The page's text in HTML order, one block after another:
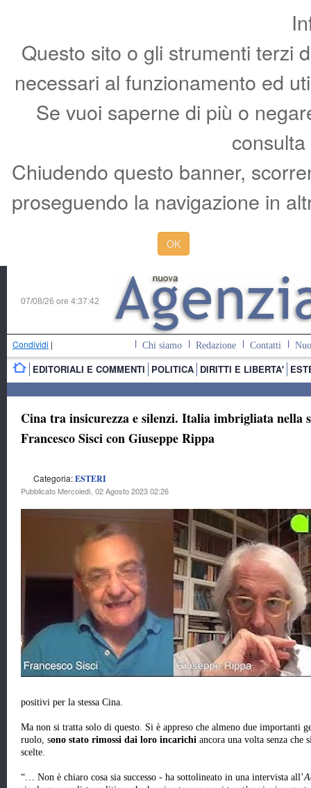
Questo sito o gli strumenti terzi
necessari al funzionamento ed
Se vuoi saperne di più o
Chiudendo questo banner,
proseguendo la navigazione in
OK
07/08/26 ore 4:37:43
Condividi | Chi siamo Redazione Contatti
EDITORIALI E COMMENTI POLITICA DIRITTI E LIBERTA'
Cina tra insicurezza e silenzi. Italia imbrigliata nella
Francesco Sisci con Giuseppe Rippa
Categoria:ESTERI
Pubblicato Mercoledì, 02 Agosto 2023 02:26
positivi per la stessa Cina.
Ma non si tratta solo di questo. Si è appreso che almeno due importanti
ruolo, sono stato rimossi dai loro incarichi ancora una volta senza che
scelte.
“… Non è chiaro cosa sia successo - ha sottolineato in una intervista all’